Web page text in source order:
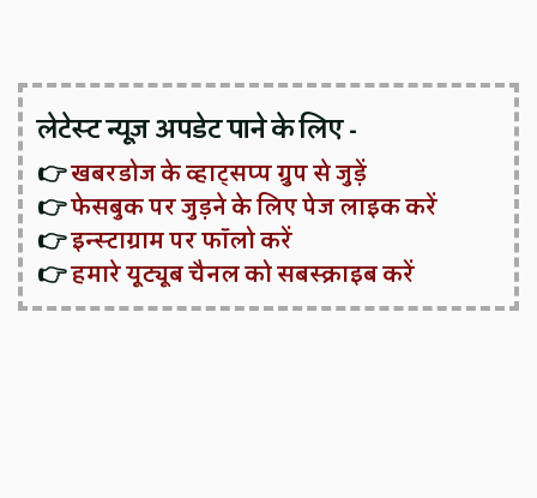
लेटेस्ट न्यूज़ अपडेट पाने के लिए -
👉खबरडोज के व्हाट्सप्प ग्रुप से जुड़ें
👉फेसबुक पर जुड़ने के लिए पेज लाइक करें
👉इन्स्टाग्राम पर फॉलो करें
👉हमारे यूट्यूब चैनल को सबस्क्राइब करें